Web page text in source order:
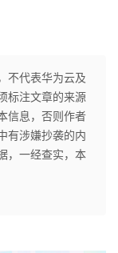
不代表华为云及
标注文章的来源
信息，否则作者
有涉嫌抄袭的内
，一经查实，本